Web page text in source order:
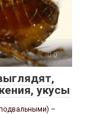
0
укусы
–